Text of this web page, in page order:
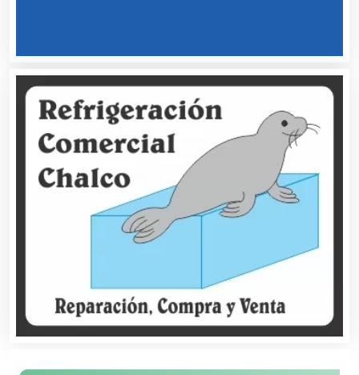
Belleza
Bordados y Estampados
Boutiques
Cafeterías